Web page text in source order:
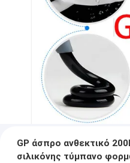
GP άσπρο ανθεκτικό
σιλικόνης τύμπανο